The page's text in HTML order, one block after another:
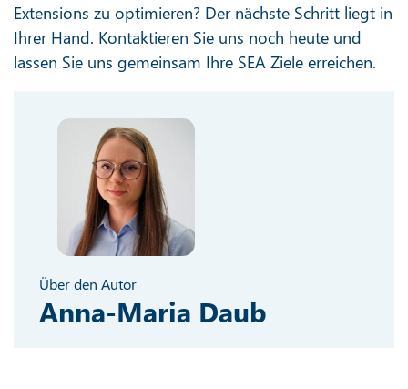
Extensions zu optimieren? Der nächste Schritt liegt in
Ihrer Hand. Kontaktieren Sie uns noch heute und
lassen Sie uns gemeinsam Ihre SEA Ziele erreichen.
Über den Autor
Anna-Maria Daub